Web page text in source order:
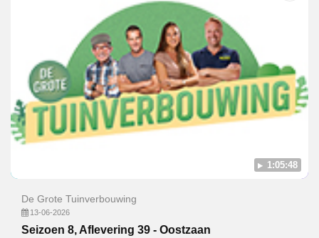
1:05:48
De Grote Tuinverbouwing
13-06-2026
Seizoen 8, Aflevering 39 - Oostzaan